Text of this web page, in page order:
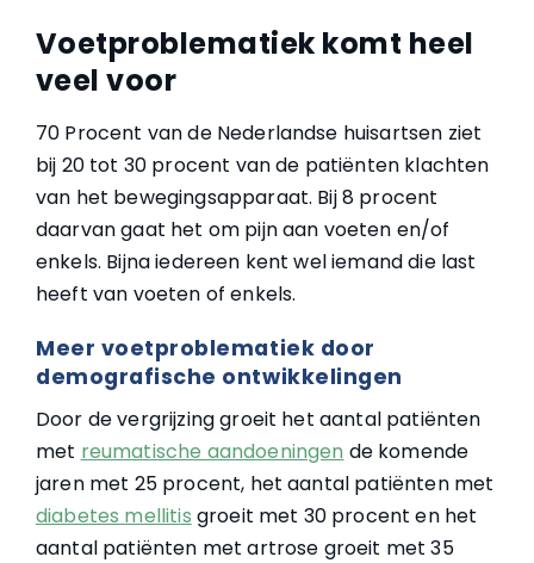
Voetproblematiek komt heel
veel voor
70 Procent van de Nederlandse huisartsen ziet
bij 20 tot 30 procent van de patiënten klachten
van het bewegingsapparaat. Bij 8 procent
daarvan gaat het om pijn aan voeten en/of
enkels. Bijna iedereen kent wel iemand die last
heeft van voeten of enkels.
Meer voetproblematiek door
demografische ontwikkelingen
Door de vergrijzing groeit het aantal patiënten
met reumatische aandoeningen de komende
jaren met 25 procent, het aantal patiënten met
diabetes mellitis groeit met 30 procent en het
aantal patiënten met artrose groeit met 35